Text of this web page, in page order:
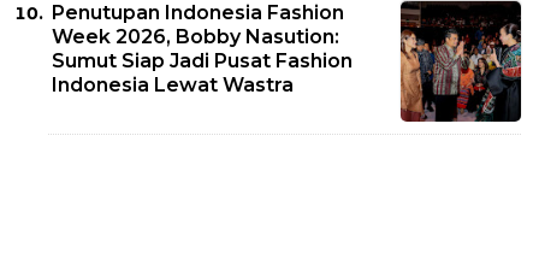
Penutupan Indonesia Fashion
Week 2026, Bobby Nasution:
Sumut Siap Jadi Pusat Fashion
Indonesia Lewat Wastra